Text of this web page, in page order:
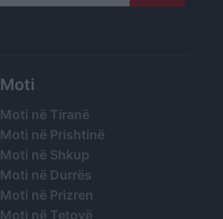
Moti
Moti në Tiranë
Moti në Prishtinë
Moti në Shkup
Moti në Durrës
Moti në Prizren
Moti në Tetovë